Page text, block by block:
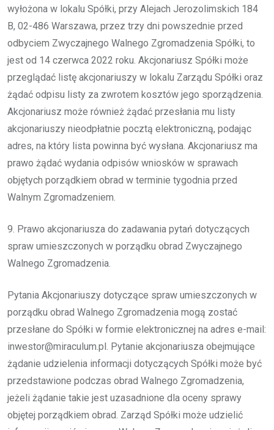
wyłożona w lokalu Spółki, przy Alejach Jerozolimskich 184
B, 02-486 Warszawa, przez trzy dni powszednie przed
odbyciem Zwyczajnego Walnego Zgromadzenia Spółki, to
jest od 14 czerwca 2022 roku. Akcjonariusz Spółki może
przeglądać listę akcjonariuszy w lokalu Zarządu Spółki oraz
żądać odpisu listy za zwrotem kosztów jego sporządzenia.
Akcjonariusz może również żądać przesłania mu listy
akcjonariuszy nieodpłatnie pocztą elektroniczną, podając
adres, na który lista powinna być wysłana. Akcjonariusz ma
prawo żądać wydania odpisów wniosków w sprawach
objętych porządkiem obrad w terminie tygodnia przed
Walnym Zgromadzeniem.
9. Prawo akcjonariusza do zadawania pytań dotyczących
spraw umieszczonych w porządku obrad Zwyczajnego
Walnego Zgromadzenia.
Pytania Akcjonariuszy dotyczące spraw umieszczonych w
porządku obrad Walnego Zgromadzenia mogą zostać
przesłane do Spółki w formie elektronicznej na adres e-mail:
inwestor@miraculum.pl. Pytanie akcjonariusza obejmujące
żądanie udzielenia informacji dotyczących Spółki może być
przedstawione podczas obrad Walnego Zgromadzenia,
jeżeli żądanie takie jest uzasadnione dla oceny sprawy
objętej porządkiem obrad. Zarząd Spółki może udzielić